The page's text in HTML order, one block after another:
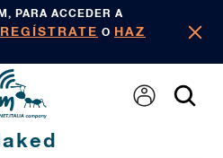
PARA ACCEDER A
REGÍSTRATE O HAZ